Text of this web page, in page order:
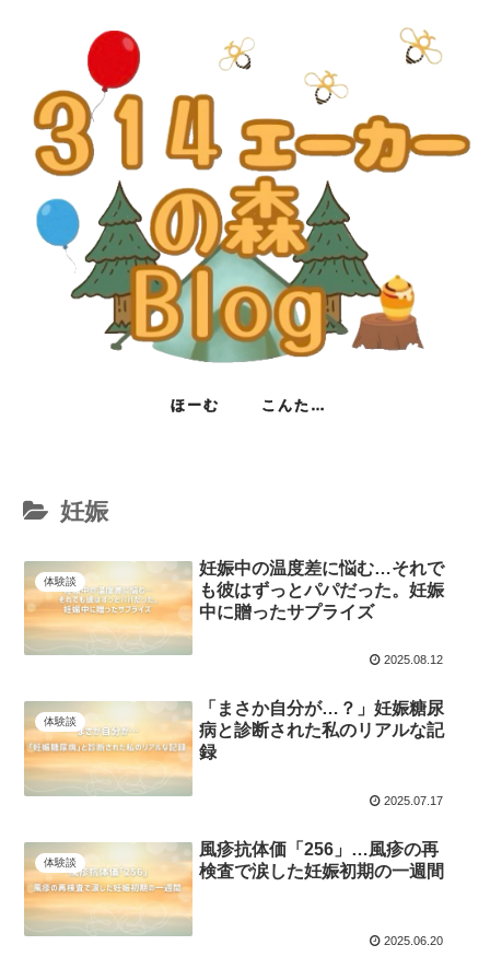
ほーむ こんたくと
妊娠
体験談
妊娠中の温度差に悩む…それで
も彼はずっとパパだった。妊娠
中に贈ったサプライズ
2025.08.12
体験談
「まさか自分が…？」妊娠糖尿
病と診断された私のリアルな記
録
2025.07.17
体験談
風疹抗体価「256」…風疹の再
検査で涙した妊娠初期の一週間
2025.06.20